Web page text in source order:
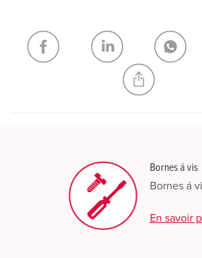
Ma liste
CRÉER UNE NOUVELLE LISTE
Bornes á vis
Bornes á
En savoir